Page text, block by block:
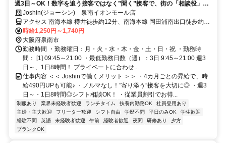
週3日～OK！数字を追う接客ではなく”聞く”接客で、街の「相談役」に
♪お得な家電の従業員割引あり◎
Joshin(ジョーシン) 泉南イオンモール店
アクセス 南海本線 樽井徒歩約12分、南海本線 岡田浦南出口徒歩約17
分、ＪＲ阪和線 和泉砂川西口徒歩約34分
時給1,250円～1,740円
大阪府泉南市
勤務時間 ・勤務曜日：月・火・水・木・金・土・日・祝 ・勤務時
間： [1] 09:45～21:00 ・最低勤務日数（週）：3日 9:45～21:00 週3
日～、1日8時間！ プライベートに合わせ...
仕事内容 ＜＜ Joshinで働くメリット ＞＞ ・4カ月ごとの昇給で、時
給490円UPも可能♪ ・ノルマなし！”寄り添う”接客を大切に◎ ・週3
日～・1日8時間◎シフト相談OK！ ・従業員割引でお得...
制服あり 業界未経験者歓迎 ランチタイム 扶養内勤務OK
社員登用あり
主婦・主夫歓迎
フリーター歓迎 シフト自由 学歴不問 平日のみOK
学生歓迎
経験不問
英語 未経験者歓迎 午前 経験者歓迎 夜間 研修あり
夕方
ブランクOK